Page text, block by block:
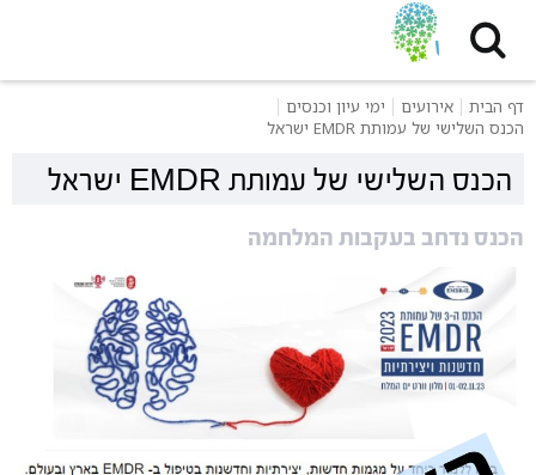
דף הבית אירועים
ימי עיון וכנסים
הכנס השלישי של עמותת EMDR ישראל
הכנס השלישי של עמותת EMDR ישראל
הכנס נדחב בעקבות המלחמה